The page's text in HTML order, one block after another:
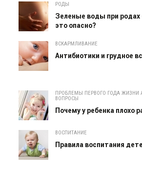
РОДЫ
Зеленые воды при родах
это опасно?
ВСКАРМЛИВАНИЕ
Антибиотики и грудное
ПРОБЛЕМЫ ПЕРВОГО ГОДА ЖИЗНИ
ВОПРОСЫ
Почему у ребенка плохо
ВОСПИТАНИЕ
Правила воспитания